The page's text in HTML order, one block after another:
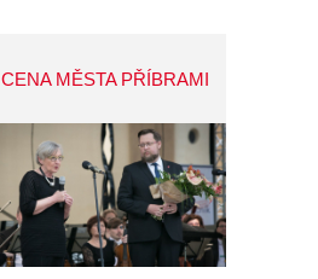
CENA MĚSTA PŘÍBRAMI